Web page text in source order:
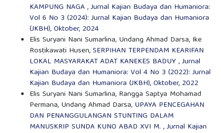
KAMPUNG NAGA,Jurnal Kajian Budaya dan Humaniora:
Vol 6 No 3 (2024): Jurnal Kajian Budaya dan Humaniora
(JKBH), Oktober, 2024
Elis Suryani Nani Sumarlina, Undang Ahmad Darsa, Ike
Rostikawati Husen,SERPIHAN TERPENDAM KEARIFAN
LOKAL MASYARAKAT ADAT KANEKES BADUY ,Jurnal
Kajian Budaya dan Humaniora: Vol 4 No 3 (2022): Jurnal
Kajian Budaya dan Humaniora (JKBH), Oktober, 2022
Elis Suryani Nani Sumarlina, Rangga Saptya Mohamad
Permana, Undang Ahmad Darsa, UPAYA PENCEGAHAN
DAN PENANGGULANGAN STUNTING DALAM
MANUSKRIP SUNDA KUNO ABAD XVI M. ,Jurnal Kajian